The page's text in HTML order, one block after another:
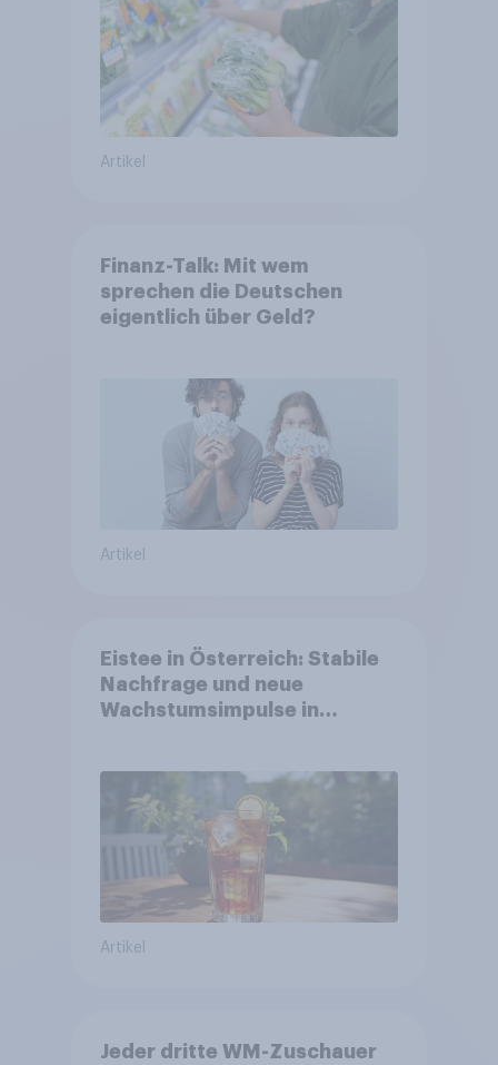
Artikel
Finanz-Talk: Mit wem
sprechen die Deutschen
eigentlich über Geld?
Artikel
Eistee in Österreich: Stabile
Nachfrage und neue
Wachstumsimpulse in
Artikel
Jeder dritte WM-Zuschauer